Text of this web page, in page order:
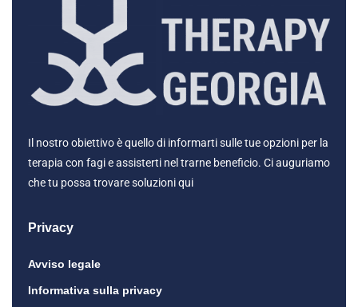
Il nostro obiettivo è quello di informarti sulle tue opzioni per la
terapia con fagi e assisterti nel trarne beneficio. Ci auguriamo
che tu possa trovare soluzioni qui
Privacy
Avviso legale
Informativa sulla privacy